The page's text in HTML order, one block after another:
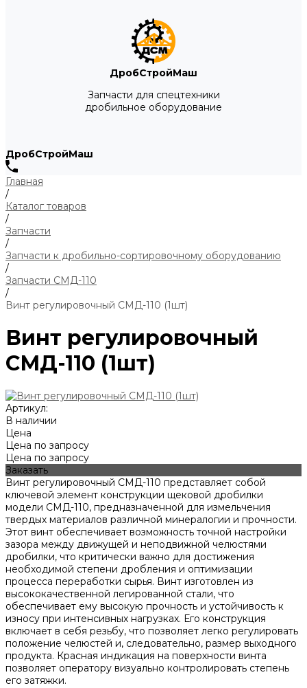
ДробСтройМаш
Запчасти для спецтехники
дробильное оборудование
ДробСтройМаш
Главная
/
Каталог товаров
/
Запчасти
/
Запчасти к дробильно-сортировочному оборудованию
/
Запчасти СМД-110
/
Винт регулировочный СМД-110 (1шт)
Винт регулировочный
СМД-110 (1шт)
Артикул:
В наличии
Цена
Цена по запросу
Цена по запросу
Заказать
Винт регулировочный СМД-110 представляет собой
ключевой элемент конструкции щековой дробилки
модели СМД-110, предназначенной для измельчения
твердых материалов различной минералогии и прочности.
Этот винт обеспечивает возможность точной настройки
зазора между движущей и неподвижной челюстями
дробилки, что критически важно для достижения
необходимой степени дробления и оптимизации
процесса переработки сырья. Винт изготовлен из
высококачественной легированной стали, что
обеспечивает ему высокую прочность и устойчивость к
износу при интенсивных нагрузках. Его конструкция
включает в себя резьбу, что позволяет легко регулировать
положение челюстей и, следовательно, размер выходного
продукта. Красная индикация на поверхности винта
позволяет оператору визуально контролировать степень
его затяжки.